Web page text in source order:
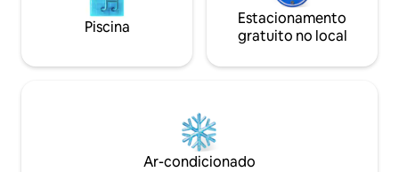
Piscina
Estacionamento
gratuito no local
Ar-condicionado